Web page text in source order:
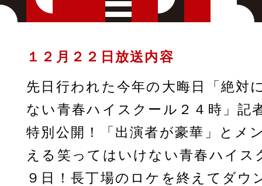
１２月２２日放送内容
先日行われた今年の大晦日「絶対
ない青春ハイスクール２４時」記
特別公開！「出演者が豪華」とメ
える笑ってはいけない青春ハイス
９日！長丁場のロケを終えてダウ